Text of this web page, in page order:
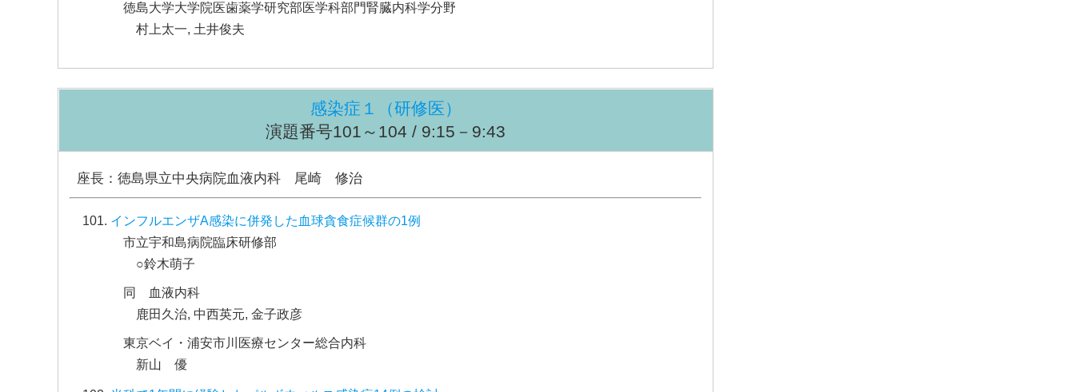
徳島大学大学院医歯薬学研究部医学科部門腎臓内科学分野
村上太一, 土井俊夫
感染症１（研修医）
演題番号101～104 / 9:15－9:43
座長：徳島県立中央病院血液内科 尾崎 修治
インフルエンザA感染に併発した血球貪食症候群の1例
市立宇和島病院臨床研修部
○鈴木萌子
同 血液内科
鹿田久治, 中西英元, 金子政彦
東京ベイ・浦安市川医療センター総合内科
新山 優